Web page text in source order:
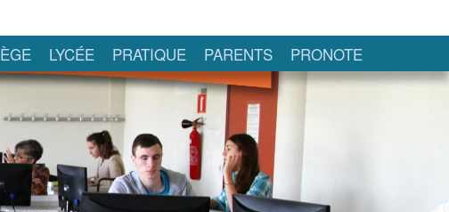
LYCÉE PRATIQUE PARENTS PRONOTE